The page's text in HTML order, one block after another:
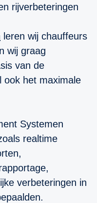
rijverbeteringen
leren wij chauffeurs
wij graag
van de
ook het maximale
Systemen
realtime
verbeteringen in